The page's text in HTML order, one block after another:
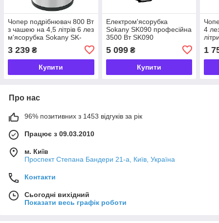
Чопер подрібнювач 800 Вт
з чашею на 4,5 літрів 6 лез
м'ясорубка Sokany SK-
3 239 ₴
Купити
Електром'ясорубка
Sokany SK090 професійна
3500 Вт SK090
5 099₴
Купити
4
1
Про нас
96% позитивних з 1453 відгуків за рік
Працює з 09.03.2010
м. Київ
Проспект Степана Бандери 21-а, Київ, Україна
Контакти
Сьогодні вихідний
Показати весь графік роботи